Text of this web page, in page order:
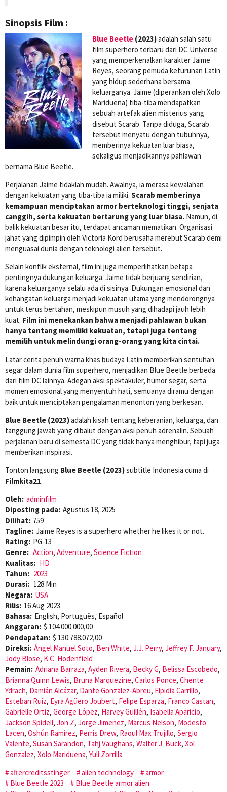
Sinopsis Film :
Blue Beetle (2023)adalah salah satu
film superhero terbaru dari DC Universe
yang memperkenalkan karakter Jaime
Reyes, seorang pemuda keturunan Latin
yang hidup sederhana bersama
keluarganya. Jaime (diperankan oleh Xolo
Maridueña) tiba-tiba mendapatkan
sebuah artefak alien misterius yang
disebut Scarab. Tanpa diduga, Scarab
tersebut menyatu dengan tubuhnya,
memberinya kekuatan luar biasa,
sekaligus menjadikannya pahlawan
bernama Blue Beetle.
Perjalanan Jaime tidaklah mudah. Awalnya, ia merasa kewalahan
dengan kekuatan yang tiba-tiba ia miliki. Scarab memberinya
kemampuan menciptakan armor berteknologi tinggi, senjata
canggih, serta kekuatan bertarung yang luar biasa. Namun, di
balik kekuatan besar itu, terdapat ancaman mematikan. Organisasi
jahat yang dipimpin oleh Victoria Kord berusaha merebut Scarab demi
menguasai dunia dengan teknologi alien tersebut.
Selain konflik eksternal, film ini juga memperlihatkan betapa
pentingnya dukungan keluarga. Jaime tidak berjuang sendirian,
karena keluarganya selalu ada di sisinya. Dukungan emosional dan
kehangatan keluarga menjadi kekuatan utama yang mendorongnya
untuk terus bertahan, meskipun musuh yang dihadapi jauh lebih
kuat. Film ini menekankan bahwa menjadi pahlawan bukan
hanya tentang memiliki kekuatan, tetapi juga tentang
memilih untuk melindungi orang-orang yang kita cintai.
Latar cerita penuh warna khas budaya Latin memberikan sentuhan
segar dalam dunia film superhero, menjadikan Blue Beetle berbeda
dari film DC lainnya. Adegan aksi spektakuler, humor segar, serta
momen emosional yang menyentuh hati, semuanya diramu dengan
baik untuk menciptakan pengalaman menonton yang berkesan.
Blue Beetle (2023)adalah kisah tentang keberanian, keluarga, dan
tanggung jawab yang dibalut dengan aksi penuh adrenalin. Sebuah
perjalanan baru di semesta DC yang tidak hanya menghibur, tapi juga
memberikan inspirasi.
Tonton langsung Blue Beetle (2023)subtitle Indonesia cuma di
Filmkita21.
Oleh: adminfilm
Diposting pada: Agustus 18, 2025
Dilihat: 759
Tagline: Jaime Reyes is a superhero whether he likes it or not.
Rating: PG-13
Genre: Action, Adventure, Science Fiction
Kualitas: HD
Tahun: 2023
Durasi: 128 Min
Negara: USA
Rilis: 16 Aug 2023
Bahasa: English, Português, Español
Anggaran: $ 104.000.000,00
Pendapatan: $ 130.788.072,00
Direksi: Ángel Manuel Soto, Ben White, J.J. Perry, Jeffrey F. January,
Jody Blose, K.C. Hodenfield
Pemain: Adriana Barraza, Ayden Rivera, Becky G, Belissa Escobedo,
Brianna Quinn Lewis, Bruna Marquezine, Carlos Ponce, Chente
Ydrach, Damián Alcázar, Dante Gonzalez-Abreu, Elpidia Carrillo,
Esteban Ruiz, Eyra Agüero Joubert, Felipe Esparza, Franco Castan,
Gabrielle Ortiz, George López, Harvey Guillén, Isabella Aparicio,
Jackson Spidell, Jon Z, Jorge Jimenez, Marcus Nelson, Modesto
Lacen, Oshún Ramirez, Perris Drew, Raoul Max Trujillo, Sergio
Valente, Susan Sarandon, Tahj Vaughans, Walter J. Buck, Xol
Gonzalez, Xolo Mariduena, Yuli Zorrilla
aftercreditsstinger
alien technology
armor
Blue Beetle 2023
Blue Beetle armor alien